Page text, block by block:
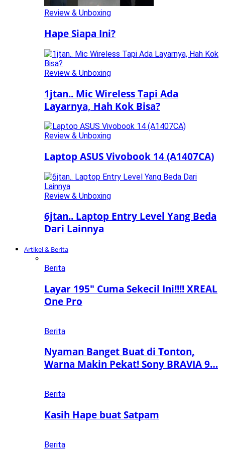
Review & Unboxing
Hape Siapa Ini?
Review & Unboxing
1jtan.. Mic Wireless Tapi Ada
Layarnya, Hah Kok Bisa?
Review & Unboxing
Laptop ASUS Vivobook 14 (A1407CA)
Review & Unboxing
6jtan.. Laptop Entry Level Yang Beda
Dari Lainnya
Artikel & Berita
Berita
Layar 195″ Cuma Sekecil Ini!!!! XREAL
One Pro
Berita
Nyaman Banget Buat di Tonton,
Warna Makin Pekat! Sony BRAVIA 9…
Berita
Kasih Hape buat Satpam
Berita